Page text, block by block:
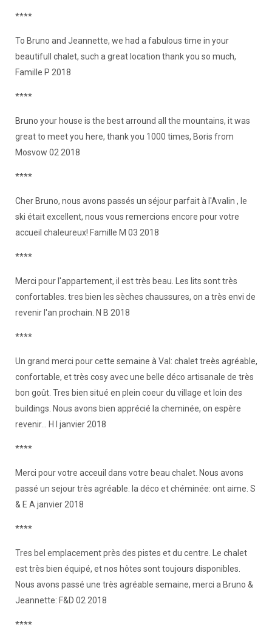
****
To Bruno and Jeannette, we had a fabulous time in your
beautifull chalet, such a great location thank you so much,
Famille P 2018
****
Bruno your house is the best arround all the mountains, it was
great to meet you here, thank you 1000 times, Boris from
Mosvow 02 2018
****
Cher Bruno, nous avons passés un séjour parfait à l'Avalin , le
ski était excellent, nous vous remercions encore pour votre
accueil chaleureux! Famille M 03 2018
****
Merci pour l'appartement, il est très beau. Les lits sont très
confortables. tres bien les sèches chaussures, on a très envi de
revenir l'an prochain. N B 2018
****
Un grand merci pour cette semaine à Val: chalet treès agréable,
confortable, et très cosy avec une belle déco artisanale de très
bon goût. Tres bien situé en plein coeur du village et loin des
buildings. Nous avons bien apprécié la cheminée, on espère
revenir... H I janvier 2018
****
Merci pour votre acceuil dans votre beau chalet. Nous avons
passé un sejour très agréable. la déco et chéminée: ont aime. S
& E A janvier 2018
****
Tres bel emplacement près des pistes et du centre. Le chalet
est très bien équipé, et nos hôtes sont toujours disponibles.
Nous avons passé une très agréable semaine, merci a Bruno &
Jeannette: F&D 02 2018
****